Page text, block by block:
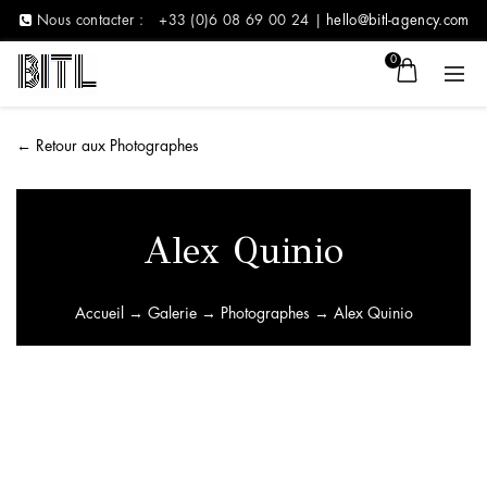
Nous contacter : +33 (0)6 08 69 00 24 | hello@bitl-agency.com
0
← Retour aux Photographes
Alex Quinio
Accueil → Galerie→ Photographes → Alex Quinio